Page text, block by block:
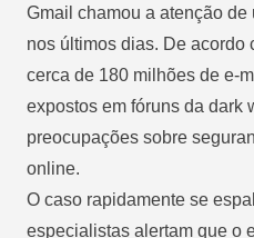
Gmail chamou a atenção
nos últimos dias. De acordo
cerca de 180 milhões de e-
expostos em fóruns da dark
preocupações sobre
online.
O caso rapidamente se
especialistas alertam que o